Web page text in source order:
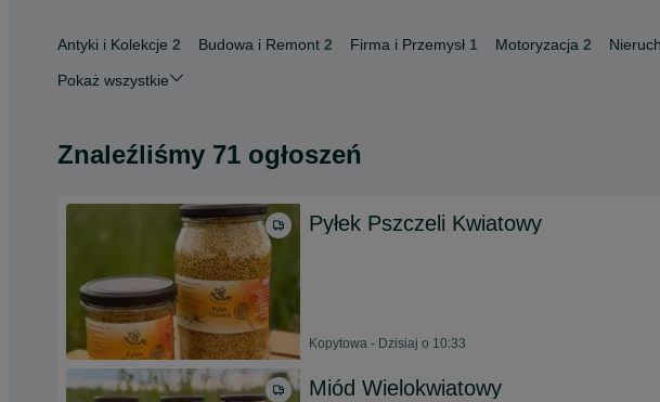
Antyki i Kolekcje 2 Budowa i Remont 2 Firma i Przemysł 1 Motoryzacja 2
Pokaż wszystkie
Znaleźliśmy 71 ogłoszeń
Pyłek Pszczeli Kwiatowy
Kopytowa - Dzisiaj o 10:33
Miód Wielokwiatowy